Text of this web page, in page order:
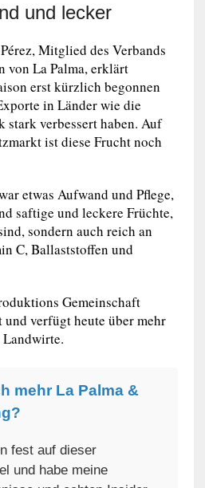
und lecker
Mitglied des Verbands
von La Palma, erklärt
erst kürzlich begonnen
in Länder wie die
stark verbessert haben. Auf
ist diese Frucht noch
etwas Aufwand und Pflege,
saftige und leckere Früchte,
sondern auch reich an
C, Ballaststoffen und
Gemeinschaft
verfügt heute über mehr
Landwirte.
mehr La Palma &
fest auf dieser
und habe meine